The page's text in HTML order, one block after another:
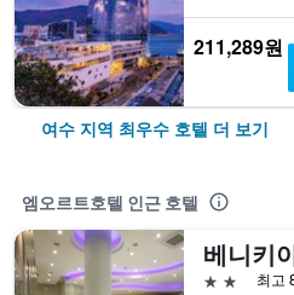
211,289원
여수 지역 최우수 호텔 더 보기
엠오르트호텔 인근 호텔
2성급
최고